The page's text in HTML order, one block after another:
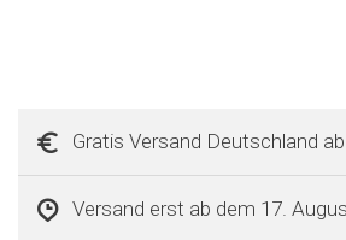
Gratis Versand Deutschland
Versand erst ab dem 17.